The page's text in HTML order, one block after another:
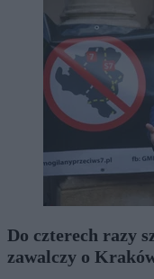
Do czterech razy
zawalczy o